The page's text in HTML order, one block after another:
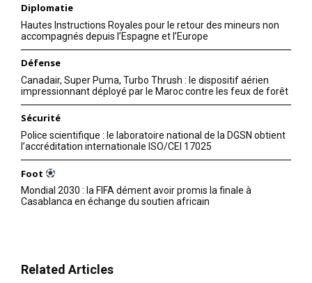
Diplomatie
Hautes Instructions Royales pour le retour des mineurs non
accompagnés depuis l’Espagne et l’Europe
Défense
Canadair, Super Puma, Turbo Thrush : le dispositif aérien
impressionnant déployé par le Maroc contre les feux de forêt
Sécurité
Police scientifique : le laboratoire national de la DGSN obtient
l’accréditation internationale ISO/CEI 17025
Foot
Mondial 2030 : la FIFA dément avoir promis la finale à
Casablanca en échange du soutien africain
Related Articles